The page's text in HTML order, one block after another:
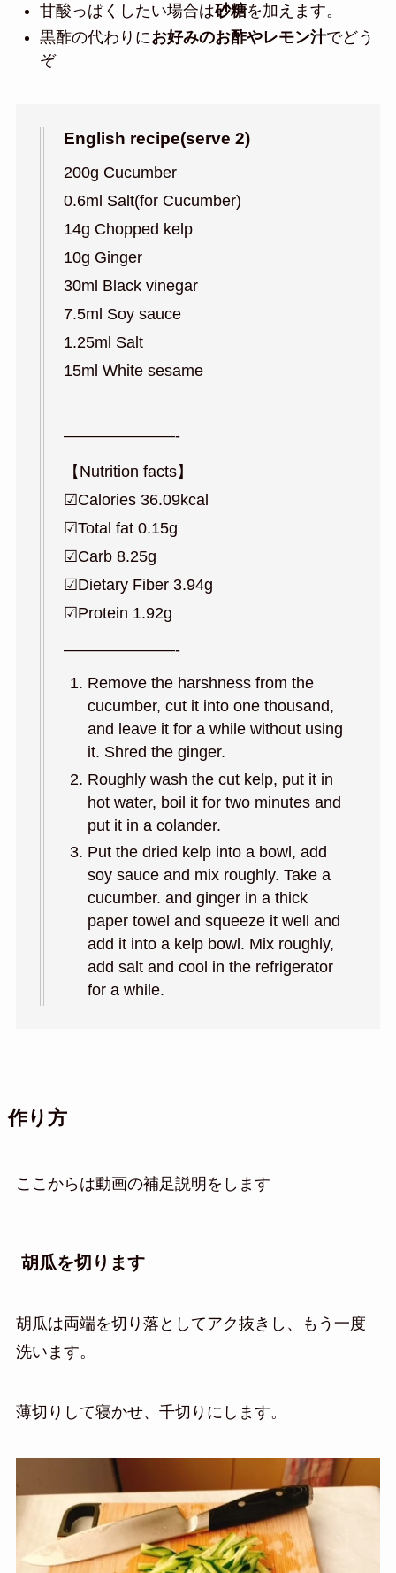
甘酸っぱくしたい場合は砂糖を加えます。
黒酢の代わりにお好みのお酢やレモン汁でどう
ぞ
English recipe(serve 2)
200g Cucumber
0.6ml Salt(for Cucumber)
14g Chopped kelp
10g Ginger
30ml Black vinegar
7.5ml Soy sauce
1.25ml Salt
15ml White sesame
———————-
【Nutrition facts】
☑︎Calories 36.09kcal
☑︎Total fat 0.15g
☑︎Carb 8.25g
☑︎Dietary Fiber 3.94g
☑︎Protein 1.92g
———————-
Remove the harshness from the
cucumber, cut it into one thousand,
and leave it for a while without using
it. Shred the ginger.
Roughly wash the cut kelp, put it in
hot water, boil it for two minutes and
put it in a colander.
Put the dried kelp into a bowl, add
soy sauce and mix roughly. Take a
cucumber. and ginger in a thick
paper towel and squeeze it well and
add it into a kelp bowl. Mix roughly,
add salt and cool in the refrigerator
for a while.
作り方
ここからは動画の補足説明をします
胡瓜を切ります
胡瓜は両端を切り落としてアク抜きし、もう一度
洗います。
薄切りして寝かせ、千切りにします。